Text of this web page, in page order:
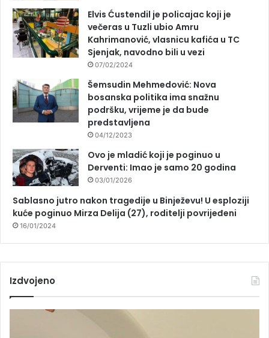
Elvis Ćustendil je policajac koji je
večeras u Tuzli ubio Amru
Kahrimanović, vlasnicu kafića u TC
Sjenjak, navodno bili u vezi
07/02/2024
Šemsudin Mehmedović: Nova
bosanska politika ima snažnu
podršku, vrijeme je da bude
predstavljena
04/12/2023
Ovo je mladić koji je poginuo u
Derventi: Imao je samo 20 godina
03/01/2026
Sablasno jutro nakon tragedije u Binježevu! U esploziji
kuće poginuo Mirza Delija (27), roditelji povrijeđeni
16/01/2024
Izdvojeno